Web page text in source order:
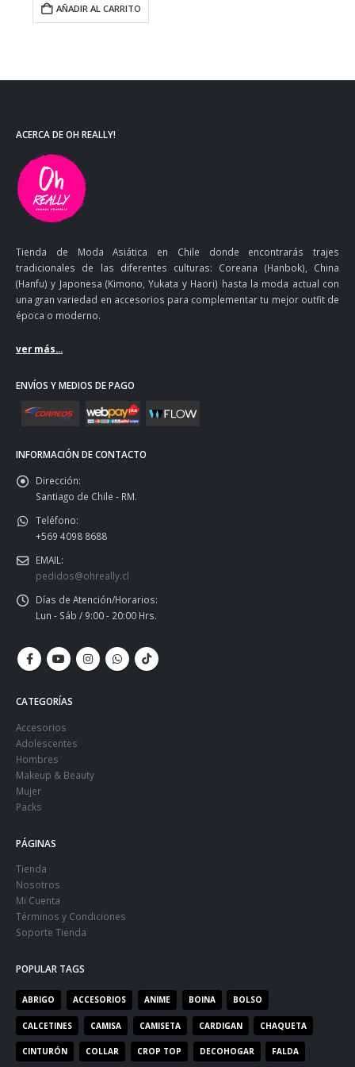
AÑADIR AL CARRITO
ACERCA DE OH REALLY!
Tienda de Moda Asiática en Chile donde encontrarás trajes
tradicionales de las diferentes culturas: Coreana (Hanbok), China
(Hanfu) y Japonesa (Kimono, Yukata y Haori) hasta la moda actual con
una gran variedad en accesorios para complementar tu mejor outfit de
época o moderno.
ver más...
ENVÍOS Y MEDIOS DE PAGO
INFORMACIÓN DE CONTACTO
Dirección:
Santiago de Chile - RM.
Teléfono:
+569 4098 8688
EMAIL:
pedidos@ohreally.cl
Días de Atención/Horarios:
Lun - Sáb / 9:00 - 20:00 Hrs.
CATEGORÍAS
Accesorios
Adolescentes
Hombres
Makeup & Beauty
Mujer
Packs
PÁGINAS
Tienda
Nosotros
Mi Cuenta
Términos y Condiciones
Soporte Tienda
POPULAR TAGS
ABRIGO ACCESORIOS ANIME BOINA BOLSO
CALCETINES CAMISA CAMISETA CARDIGAN CHAQUETA
CINTURÓN COLLAR CROP TOP DECOHOGAR FALDA